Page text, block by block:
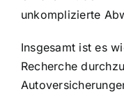
unkomplizierte
Insgesamt ist es
Recherche